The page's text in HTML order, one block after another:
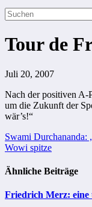
Tour de
Juli 20, 2007
Nach der positiven A-
um die Zukunft der
wär’s!“
Swami Durchananda:
Wowi spitze
Ähnliche Beiträge
Friedrich Merz: eine